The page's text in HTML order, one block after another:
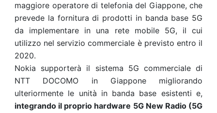
maggiore operatore di telefonia del Giappone, che
prevede la fornitura di prodotti in banda base 5G
da implementare in una rete mobile 5G, il cui
utilizzo nel servizio commerciale è previsto entro il
2020.
Nokia supporterà il sistema 5G commerciale di
NTT DOCOMO in Giappone migliorando
ulteriormente le unità in banda base esistenti e,
integrando il proprio hardware 5G New Radio (5G